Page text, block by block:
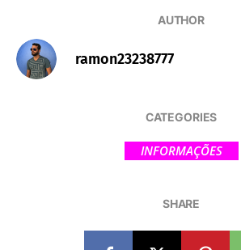
AUTHOR
ramon23238777
CATEGORIES
INFORMAÇÕES
SHARE